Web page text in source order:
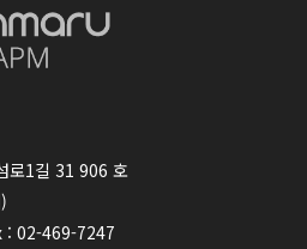
로1길 31 906 호
: 02-469-7247